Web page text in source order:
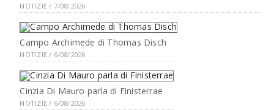
NOTIZIE / 7/08/2026
Campo Archimede di Thomas Disch
NOTIZIE / 6/08/2026
Cinzia Di Mauro parla di Finisterrae
NOTIZIE / 6/08/2026